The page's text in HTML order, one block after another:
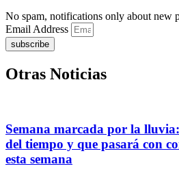
No spam, notifications only about new
Email Address
subscribe
Otras Noticias
Semana marcada por la
del tiempo y que pasará con
esta semana